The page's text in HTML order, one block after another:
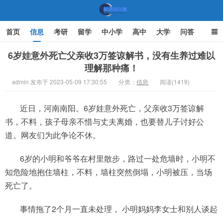
机遇教育网
首页 信息 考研 留学 中小学 高中 大学 问答
文化 家庭教育
6岁娃意外死亡父亲收3万签谅解书，没有生养过难以
理解那种痛！
admin 发布于 2023-05-09 17:30:55 分类： 信息 阅读(1419)
近日，河南南阳。6岁娃意外死亡，父亲收3万签谅解
书，不料，孩子母亲不惜与丈夫离婚，也要替儿子讨好公
道。网友们为此争论不休。
6岁的小明和爷爷在村里散步，路过一处危墙时，小明不
知危险地抱住墙柱，不料，墙柱突然倒塌，小明被压，当场
死亡了。
事情拖了2个月一直未处理， 小明妈妈李女士和别人谈起